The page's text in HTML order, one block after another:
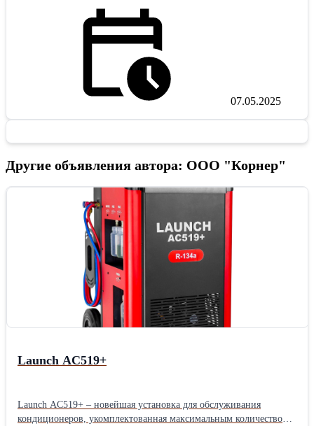
07.05.2025
Другие объявления автора: ООО "Корнер"
Launch AC519+
Launch AC519+ – новейшая установка для обслуживания
кондиционеров, укомплектованная максимальным количеством